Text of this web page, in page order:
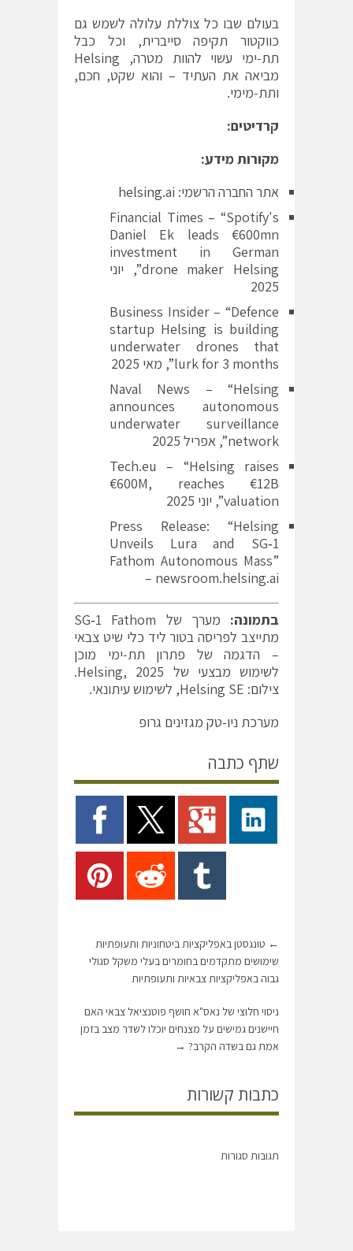
בעולם שבו כל צוללת עלולה לשמש גם
כווקטור תקיפה סייברית, וכל כבל
תת‐ימי עשוי להוות מטרה, Helsing
מביאה את העתיד – והוא שקט, חכם,
ותת‐מימי.
קרדיטים:
מקורות מידע:
אתר החברה הרשמי: helsing.ai
Financial Times – “Spotify's
Daniel Ek leads €600mn
investment in German
drone maker Helsing”, יוני
2025
Business Insider – “Defence
startup Helsing is building
underwater drones that
lurk for 3 months”, מאי 2025
Naval News – “Helsing
announces autonomous
underwater surveillance
network”, אפריל 2025
Tech.eu – “Helsing raises
€600M, reaches €12B
valuation”, יוני 2025
Press Release: “Helsing
Unveils Lura and SG‑1
Fathom Autonomous Mass”
– newsroom.helsing.ai
בתמונה:
מערך של SG‑1 Fathom
מתייצב לפריסה בטור ליד כלי שיט צבאי
– הדגמה של פתרון תת‑ימי מוכן
לשימוש מבצעי של Helsing, 2025.
צילום: Helsing SE, לשימוש עיתונאי.
מערכת ניו-טק מגזינים גרופ
שתף כתבה
← טונגסטן באפליקציות ביטחוניות ותעופתיות
שימושים מתקדמים בחומרים בעלי משקל סגולי
גבוה באפליקציות צבאיות ותעופתיות
ניסוי חלוצי של נאס"א חושף פוטנציאל צבאי האם
חיישנים גמישים על מצנחים יוכלו לשדר מצב בזמן
אמת גם בשדה הקרב? →
כתבות קשורות
תגובות סגורות